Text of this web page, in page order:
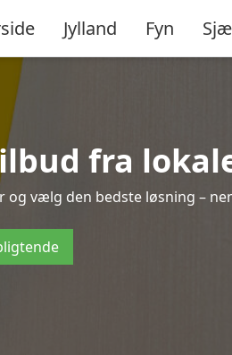
Jylland Fyn
fra
vælg den bedste løsning –